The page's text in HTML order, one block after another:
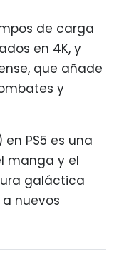
de carga
en 4K, y
que añade
y
en PS5 es una
manga y el
galáctica
nuevos